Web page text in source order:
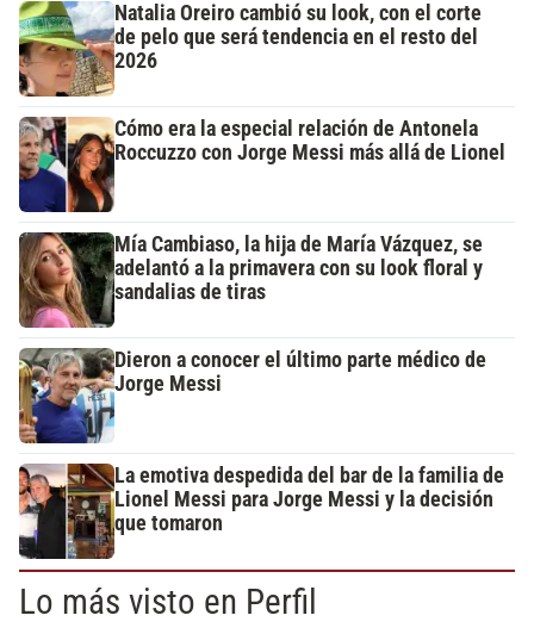
Natalia Oreiro cambió su look, con el corte
de pelo que será tendencia en el resto del
2026
Cómo era la especial relación de Antonela
Roccuzzo con Jorge Messi más allá de Lionel
Mía Cambiaso, la hija de María Vázquez, se
adelantó a la primavera con su look floral y
sandalias de tiras
Dieron a conocer el último parte médico de
Jorge Messi
La emotiva despedida del bar de la familia de
Lionel Messi para Jorge Messi y la decisión
que tomaron
Lo más visto en Perfil